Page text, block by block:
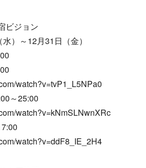
ビジョン
）～12月31日（金）
watch?v=tvP1_L5NPa0
～25:00
watch?v=kNmSLNwnXRc
watch?v=ddF8_IE_2H4